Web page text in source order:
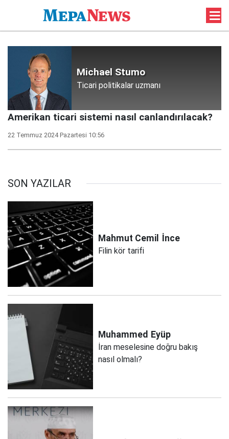
Michael Stumo
Ticari politikalar uzmanı
Amerikan ticari sistemi nasıl canlandırılacak?
22 Temmuz 2024 Pazartesi 10:56
SON YAZILAR
Mahmut Cemil İnce
Filin kör tarifi
Muhammed Eyüp
İran meselesine doğru bakış
nasıl olmalı?